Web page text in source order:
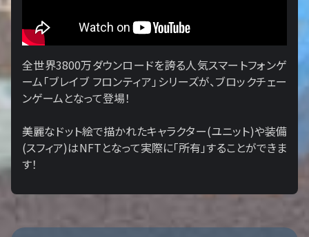
全世界3800万ダウンロードを誇る人気スマートフォンゲ
ーム「ブレイブ フロンティア」シリーズが、ブロックチェー
ンゲームとなって登場！
美麗なドット絵で描かれたキャラクター(ユニット)や装備
(スフィア)はNFTとなって実際に「所有」することができま
す！